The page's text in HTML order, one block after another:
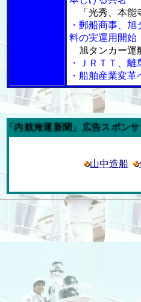
「光秀、本能
・郵船商事、
料の実運用開始
旭タンカー運
・ＪＲＴＴ、
・船舶産業変
新聞」広告スポンサー企業
山中造船